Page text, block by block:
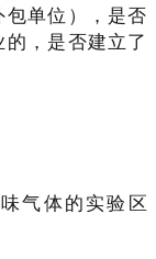
单位），是否
，是否建立了
气体的实验区